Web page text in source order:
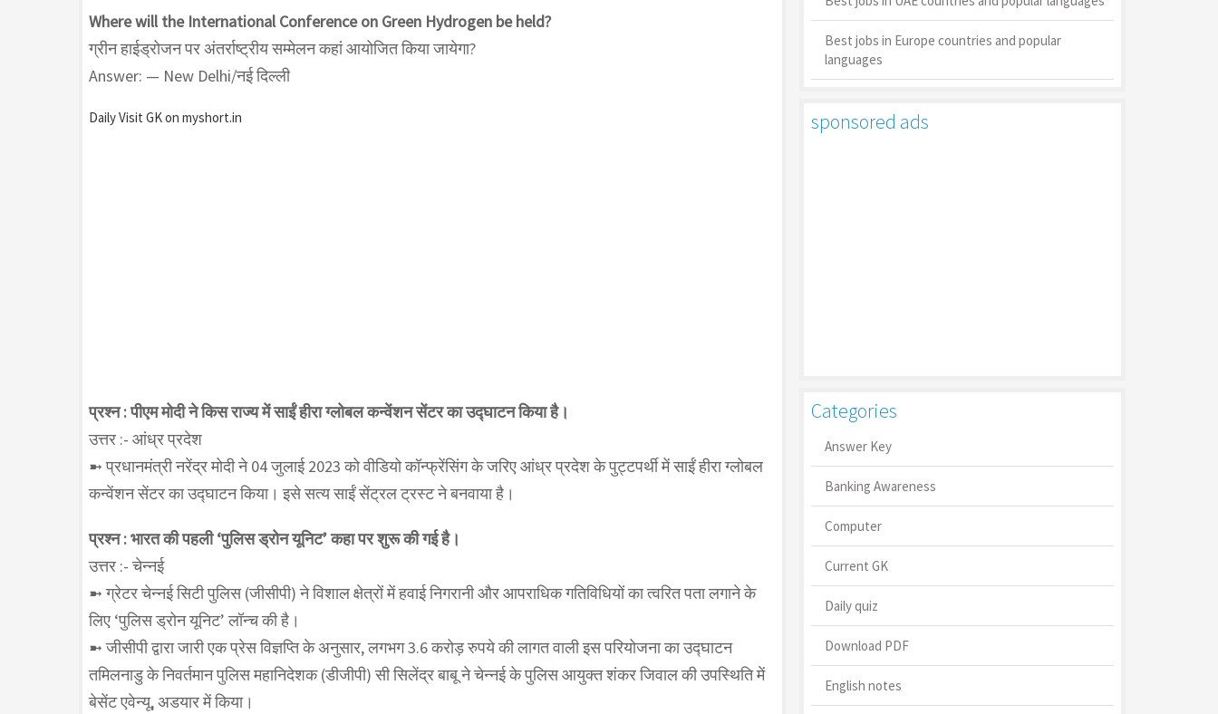
Where will the International Conference on Green Hydrogen be held?
ग्रीन हाईड्रोजन पर अंतर्राष्ट्रीय सम्मेलन कहां आयोजित किया जायेगा?
Answer: — New Delhi/नई दिल्ली
Daily Visit GK on myshort.in
प्रश्न : पीएम मोदी ने किस राज्य में साईं हीरा ग्लोबल कन्वेंशन सेंटर का उद्घाटन किया है।
उत्तर :- आंध्र प्रदेश
➼ प्रधानमंत्री नरेंद्र मोदी ने 04 जुलाई 2023 को वीडियो कॉन्फ्रेंसिंग के जरिए आंध्र प्रदेश के पुट्टपर्थी में साईं हीरा ग्लोबल
कन्वेंशन सेंटर का उद्घाटन किया। इसे सत्य साईं सेंट्रल ट्रस्ट ने बनवाया है।
प्रश्न : भारत की पहली ‘पुलिस ड्रोन यूनिट’ कहा पर शुरू की गई है।
उत्तर :- चेन्नई
➼ ग्रेटर चेन्नई सिटी पुलिस (जीसीपी) ने विशाल क्षेत्रों में हवाई निगरानी और आपराधिक गतिविधियों का त्वरित पता लगाने के
लिए ‘पुलिस ड्रोन यूनिट’ लॉन्च की है।
➼ जीसीपी द्वारा जारी एक प्रेस विज्ञप्ति के अनुसार, लगभग 3.6 करोड़ रुपये की लागत वाली इस परियोजना का उद्घाटन
तमिलनाडु के निवर्तमान पुलिस महानिदेशक (डीजीपी) सी सिलेंद्र बाबू ने चेन्नई के पुलिस आयुक्त शंकर जिवाल की उपस्थिति में
बेसेंट एवेन्यू, अडयार में किया।
Best jobs in Europe countries and popular
languages
sponsored ads
Categories
Answer Key
Banking Awareness
Computer
Current GK
Daily quiz
Download PDF
English notes